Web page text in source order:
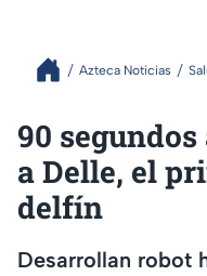
Azteca Noticias
90
a Delle, el
delfín
Desarrollan robot